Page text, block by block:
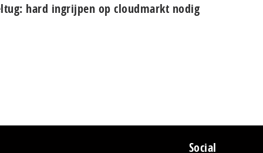
hard ingrijpen op cloudmarkt nodig
Social